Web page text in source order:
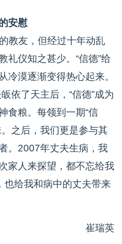
安慰
教友，但经过十年动乱
礼仪知之甚少。“信德”给
冷漠逐渐变得热心起来。
依了天主后，“信德”成为
食粮。每领到一期“信
之后，我们更是参与其
。2007年丈夫生病，我
家人来探望，都不忘给我
也给我和病中的丈夫带来
崔瑞英